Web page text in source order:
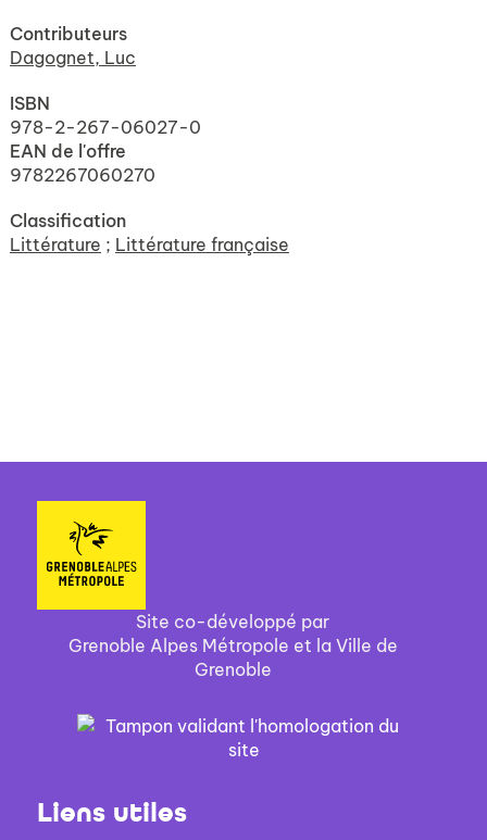
Contributeurs
Dagognet, Luc
ISBN
978-2-267-06027-0
EAN de l'offre
9782267060270
Classification
Littérature ; Littérature française
Site co-développé par
Grenoble Alpes Métropole et la Ville de
Grenoble
Liens utiles